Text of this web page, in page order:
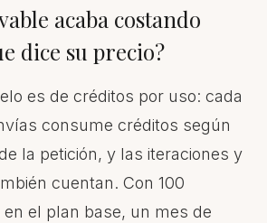
acaba costando
dice su precio?
es de créditos por uso: cada
consume créditos según
la petición, y las iteraciones y
cuentan. Con 100
el plan base, un mes de